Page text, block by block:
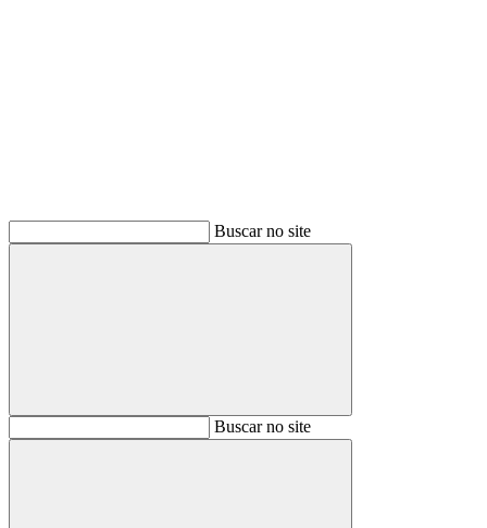
Buscar no site
BuscarBuscar no site